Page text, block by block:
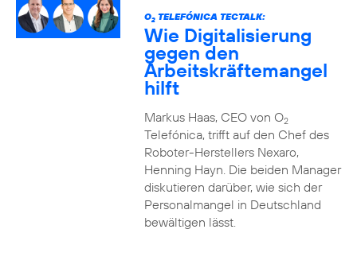
O2TELEFÓNICA TECTALK:
Wie Digitalisierung
gegen den
Arbeitskräftemangel
hilft
Markus Haas, CEO von O2
Telefónica, trifft auf den Chef des
Roboter-Herstellers Nexaro,
Henning Hayn. Die beiden Manager
diskutieren darüber, wie sich der
Personalmangel in Deutschland
bewältigen lässt.